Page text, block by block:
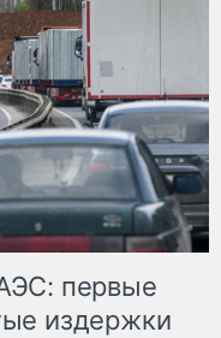
первые
издержки